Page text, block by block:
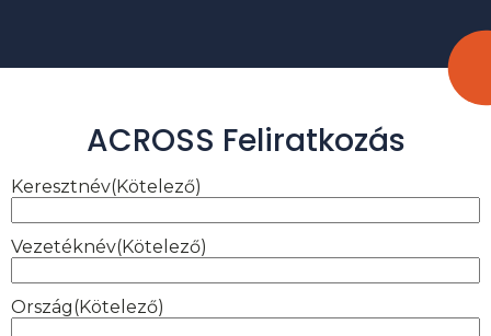
ACROSS Feliratkozás
Keresztnév(Kötelező)
Vezetéknév(Kötelező)
Ország(Kötelező)